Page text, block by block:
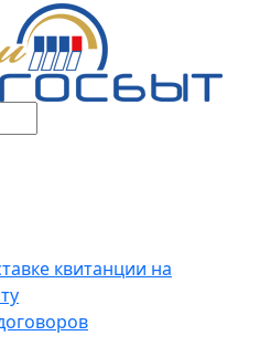
квитанции на